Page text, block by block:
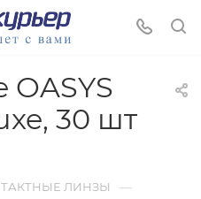
OASYS
30 шт
ЛИНЗЫ —